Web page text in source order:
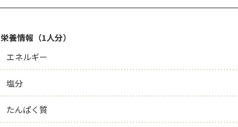
栄養情報（1人分）
エネルギー
塩分
たんぱく質